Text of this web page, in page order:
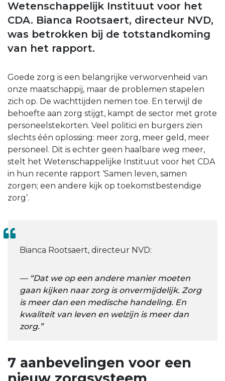
Wetenschappelijk Instituut voor het
CDA. Bianca Rootsaert, directeur NVD,
was betrokken bij de totstandkoming
van het rapport.
Goede zorg is een belangrijke verworvenheid van
onze maatschappij, maar de problemen stapelen
zich op. De wachttijden nemen toe. En terwijl de
behoefte aan zorg stijgt, kampt de sector met grote
personeelstekorten. Veel politici en burgers zien
slechts één oplossing: meer zorg, meer geld, meer
personeel. Dit is echter geen haalbare weg meer,
stelt het Wetenschappelijke Instituut voor het CDA
in hun recente rapport ‘Samen leven, samen
zorgen; een andere kijk op toekomstbestendige
zorg’.
Bianca Rootsaert, directeur NVD:
“Dat we op een andere manier moeten
gaan kijken naar zorg is onvermijdelijk. Zorg
is meer dan een medische handeling. En
kwaliteit van leven en welzijn is meer dan
zorg.”
7 aanbevelingen voor een